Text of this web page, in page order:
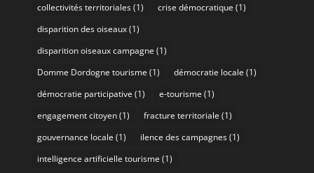
collectivités territoriales(1) crise démocratique (1)
disparition des oiseaux(1)
disparition oiseaux campagne (1)
Domme Dordogne tourisme (1) démocratie locale (1)
démocratie participative (1) e-tourisme (1)
engagement citoyen(1) fracture territoriale (1)
gouvernance locale (1) ilence des campagnes(1)
intelligence artificielle tourisme (1)